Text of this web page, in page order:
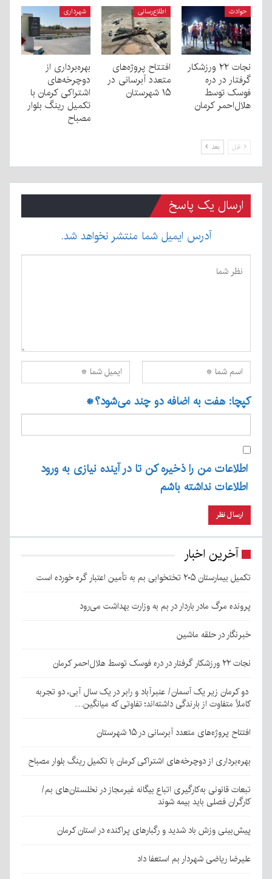
حوادث
نجات ۲۲ ورزشکار
گرفتار در دره
فوسک توسط
هلال‌احمر کرمان
اطلاع‌رسانی
افتتاح پروژه‌های
متعدد آبرسانی در
۱۵ شهرستان
شهرداری
بهره‌برداری از
دوچرخه‌های
اشتراکی کرمان با
تکمیل رینگ بلوار
مصباح
قبل بعد
ارسال یک پاسخ
آدرس ایمیل شما منتشر نخواهد شد.
کپچا: هفت به اضافه دو چند می‌شود؟*
اطلاعات من را ذخیره کن تا در آینده نیازی به ورود
اطلاعات نداشته باشم
آخرین اخبار
تکمیل بیمارستان ۲۰۵ تختخوابی بم به تأمین اعتبار گره خورده است
پرونده مرگ مادر باردار در بم به وزارت بهداشت می‌رود
خبرنگار در حلقه ماشین
نجات ۲۲ ورزشکار گرفتار در دره فوسک توسط هلال‌احمر کرمان
دو کرمان زیر یک آسمان/ عنبرآباد و رابر در یک سال آبی، دو تجربه
کاملاً متفاوت از بارندگی داشته‌اند؛ تفاوتی که میانگین…
افتتاح پروژه‌های متعدد آبرسانی در ۱۵ شهرستان
بهره‌برداری از دوچرخه‌های اشتراکی کرمان با تکمیل رینگ بلوار مصباح
تبعات قانونی به‌کارگیری اتباع بیگانه غیرمجاز در نخلستان‌های بم/
کارگران فصلی باید بیمه شوند
پیش‌بینی وزش باد شدید و رگبارهای پراکنده در استان کرمان
علیرضا ریاضی شهردار بم استعفا داد